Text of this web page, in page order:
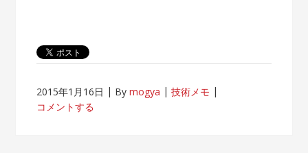
2015年1月16日 Bymogya
技術メモ
コメントする